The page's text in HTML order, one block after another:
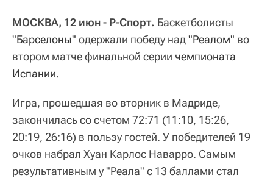
МОСКВА, 12 июн - Р-Спорт. Баскетболисты
"Барселоны" одержали победу над"Реалом" во
втором матче финальной серии чемпионата
Испании.
Игра, прошедшая во вторник в Мадриде,
закончилась со счетом 72:71 (11:10, 15:26,
20:19, 26:16) в пользу гостей. У победителей 19
очков набрал Хуан Карлос Наварро. Самым
результативным у "Реала" с 13 баллами стал